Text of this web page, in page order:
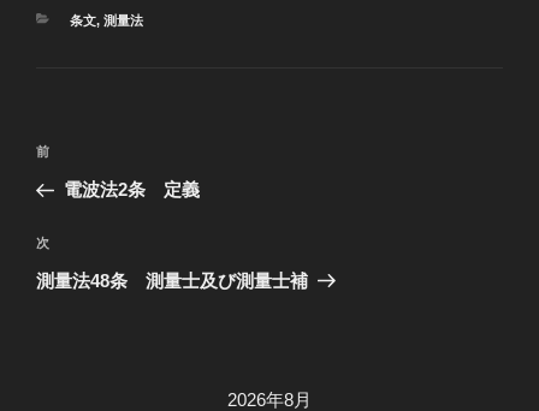
カ
条文, 測量法
投
ビ
ゲ
過
去
投
稿
前
電波法2条 定義
次
の
次
測量法48条 測量士及び測量士補
2026年8月